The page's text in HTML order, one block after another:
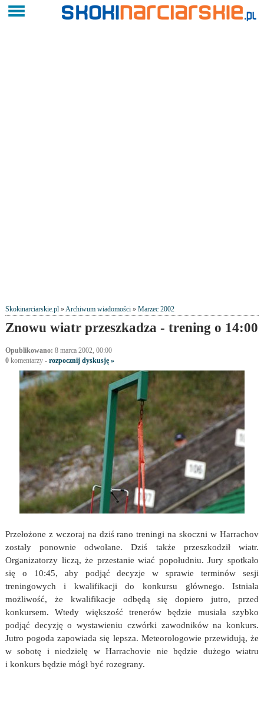
Skokinarciarskie.pl»Archiwum wiadomości» Marzec 2002
Znowu wiatr przeszkadza - trening o 14:00
Opublikowano: 8 marca 2002, 00:00
0komentarzy - rozpocznij dyskusję »
Przełożone z wczoraj na dziś rano treningi na skoczni w Harrachov
zostały ponownie odwołane. Dziś także przeszkodził wiatr.
Organizatorzy liczą, że przestanie wiać popołudniu. Jury spotkało
się o 10:45, aby podjąć decyzje w sprawie terminów sesji
treningowych i kwalifikacji do konkursu głównego. Istniała
możliwość, że kwalifikacje odbędą się dopiero jutro, przed
konkursem. Wtedy większość trenerów będzie musiała szybko
podjąć decyzję o wystawieniu czwórki zawodników na konkurs.
Jutro pogoda zapowiada się lepsza. Meteorologowie przewidują, że
w sobotę i niedzielę w Harrachovie nie będzie dużego wiatru
i konkurs będzie mógł być rozegrany.